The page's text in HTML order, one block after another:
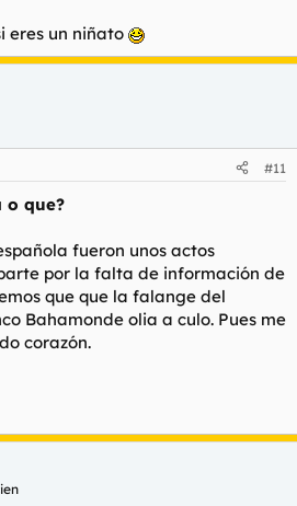
eres un niñato
#11
o que?
fueron unos actos
por la falta de información de
que que la falange del
Bahamonde olia a culo. Pues me
corazón.